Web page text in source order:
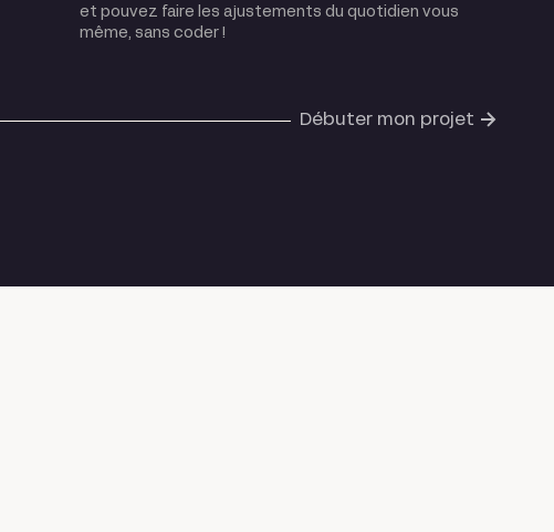
et pouvez faire les ajustements du quotidien vous
même, sans coder !
Débuter mon projet